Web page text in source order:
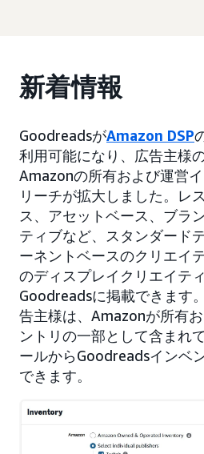
新着情報
GoodreadsがAmazon DSP
利用可能になり、広告主様
Amazonの所有および運営
リーチが拡大しました。レ
ス、アセットベース、ブラ
ティブなど、スタンダード
ーネントベースのクリエイ
のディスプレイクリエイテ
Goodreadsに掲載できます
告主様は、Amazonが所有
ントリの一部として含まれ
ールからGoodreadsインベ
できます。